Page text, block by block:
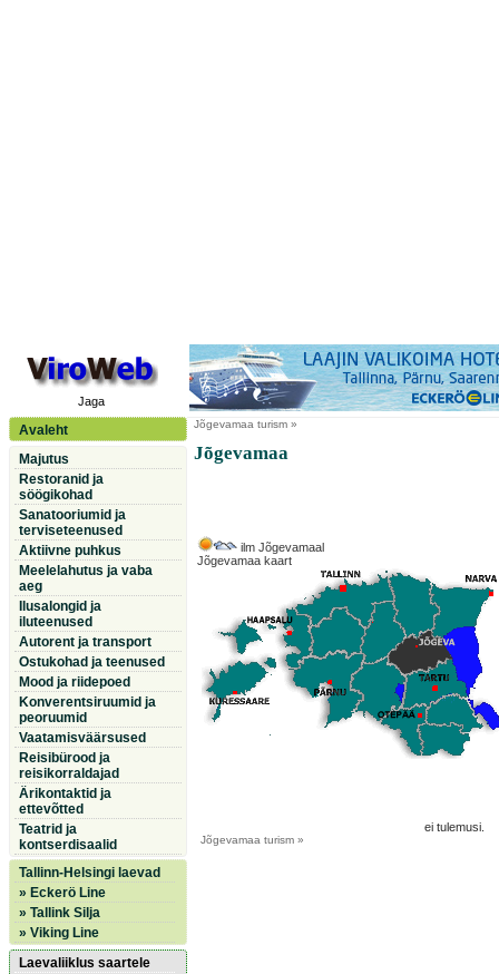
Jaga
Avaleht
Majutus
Restoranid ja
söögikohad
Sanatooriumid ja
terviseteenused
Aktiivne puhkus
Meelelahutus ja vaba
aeg
Ilusalongid ja
iluteenused
Autorent ja transport
Ostukohad ja teenused
Mood ja riidepoed
Konverentsiruumid ja
peoruumid
Vaatamisväärsused
Reisibürood ja
reisikorraldajad
Ärikontaktid ja
ettevõtted
Teatrid ja
kontserdisaalid
Tallinn-Helsingi laevad
» Eckerö Line
» Tallink Silja
» Viking Line
Laevaliiklus saartele
Jõgevamaa turism »
Jõgevamaa
ilm Jõgevamaal
Jõgevamaa kaart
ei tulemusi.
Jõgevamaa turism »